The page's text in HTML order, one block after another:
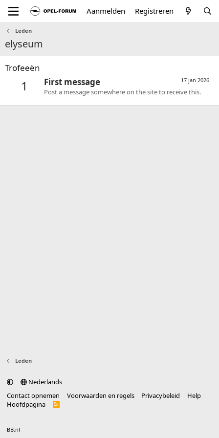
Aanmelden Registreren
Leden
elyseum
Trofeeën
1 17 jan 2026
First message
Post a message somewhere on the site to receive this.
Leden
Nederlands
Contact opnemen
Voorwaarden en regels Privacybeleid
Help
Hoofdpagina
R
BB.nl